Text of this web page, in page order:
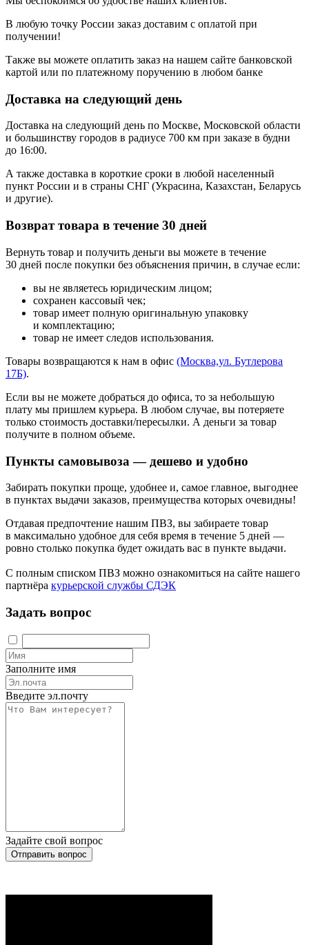
В любую точку России заказ доставим с оплатой при
получении!
Также вы можете оплатить заказ на нашем сайте банковской
картой или по платежному поручению в любом банке
Доставка на следующий день
Доставка на следующий день по Москве, Московской области
и большинству городов в радиусе 700 км при заказе в будни
до 16:00.
А также доставка в короткие сроки в любой населенный
пункт России и в страны СНГ (Украсина, Казахстан, Беларусь
и другие).
Возврат товара в течение 30 дней
Вернуть товар и получить деньги вы можете в течение
30 дней после покупки без объяснения причин, в случае если:
вы не являетесь юридическим лицом;
сохранен кассовый чек;
товар имеет полную оригинальную упаковку
и комплектацию;
товар не имеет следов использования.
Товары возвращаются к нам в офис (Москва,ул. Бутлерова
17Б).
Если вы не можете добраться до офиса, то за небольшую
плату мы пришлем курьера. В любом случае, вы потеряете
только стоимость доставки/пересылки. А деньги за товар
получите в полном объеме.
Пункты самовывоза — дешево и удобно
Забирать покупки проще, удобнее и, самое главное, выгоднее
в пунктах выдачи заказов, преимущества которых очевидны!
Отдавая предпочтение нашим ПВЗ, вы забираете товар
в максимально удобное для себя время в течение 5 дней —
ровно столько покупка будет ожидать вас в пункте выдачи.
С полным списком ПВЗ можно ознакомиться на сайте нашего
партнёра курьерской службы СДЭК
Задать вопрос
Заполните имя
Введите эл.почту
Задайте свой вопрос
Отправить вопрос